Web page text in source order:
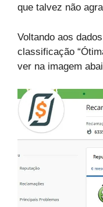
que talvez não
Voltando aos
classificação
ver na imagem